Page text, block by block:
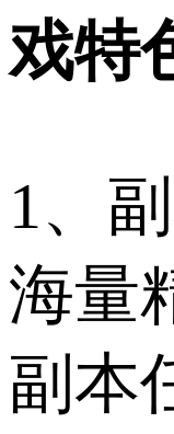
戏特
1、
海量
副本